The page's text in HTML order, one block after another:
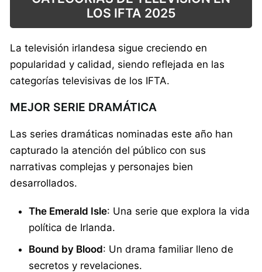
LOS IFTA 2025
La televisión irlandesa sigue creciendo en
popularidad y calidad, siendo reflejada en las
categorías televisivas de los IFTA.
MEJOR SERIE DRAMÁTICA
Las series dramáticas nominadas este año han
capturado la atención del público con sus
narrativas complejas y personajes bien
desarrollados.
The Emerald Isle: Una serie que explora la vida
política de Irlanda.
Bound by Blood: Un drama familiar lleno de
secretos y revelaciones.